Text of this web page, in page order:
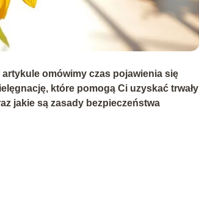
omówimy czas pojawienia się
które pomogą Ci uzyskać trwały
jakie są zasady bezpieczeństwa